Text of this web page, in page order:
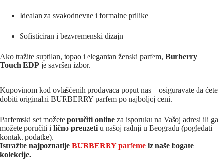
Idealan za svakodnevne i formalne prilike
Sofisticiran i bezvremenski dizajn
Ako tražite suptilan, topao i elegantan ženski parfem, Burberry
Touch EDP je savršen izbor.
Kupovinom kod ovlašćenih prodavaca poput nas – osiguravate da ćete
dobiti originalni BURBERRY parfem po najboljoj ceni.
Parfemski set možete poručiti online za isporuku na Vašoj adresi ili ga
možete poručiti i lično preuzeti u našoj radnji u Beogradu (pogledati
kontakt podatke).
Istražite najpoznatije BURBERRY parfeme iz naše bogate
kolekcije.